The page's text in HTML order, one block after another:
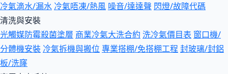
冷氣滴水/漏水 冷氣唔凍/熱風 噪音/達達聲 閃燈/故障代碼
清洗與安裝
光觸媒防霉殺菌塗層 商業冷氣大洗合約 洗冷氣價目表 窗口機/
分體機安裝 冷氣拆機與搬位 專業搭棚/免搭棚工程 封玻璃/封鋁
板/洗窿